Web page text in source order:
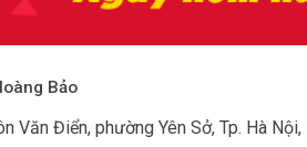
Bảo
Văn Điển, phường Yên Sở, Tp. Hà Nội,